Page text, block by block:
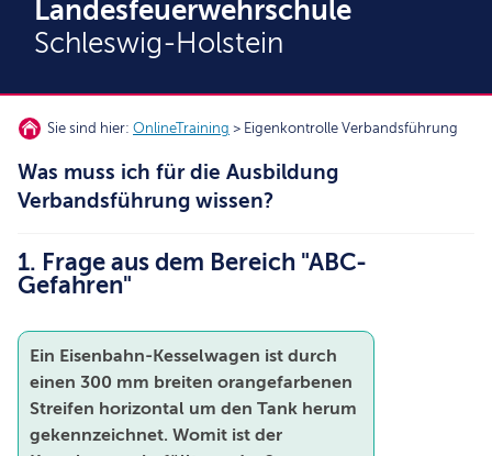
Landesfeuerwehrschule
Schleswig-Holstein
Sie sind hier:OnlineTraining > Eigenkontrolle Verbandsführung
Was muss ich für die Ausbildung
Verbandsführung wissen?
1. Frage aus dem Bereich "ABC-
Gefahren"
Ein Eisenbahn-Kesselwagen ist durch
einen 300 mm breiten orangefarbenen
Streifen horizontal um den Tank herum
gekennzeichnet. Womit ist der